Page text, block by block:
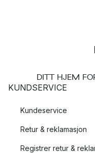
DITT HJEM
KUNDSERVICE
Kundeservice
Retur & reklamasjon
Registrer retur &